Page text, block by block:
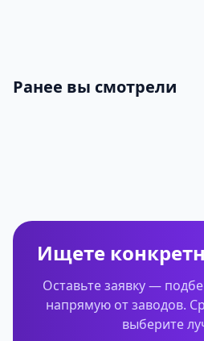
Ранее вы смотрели
Ищете
Оставьте заявку —
напрямую от заводов.
выберите